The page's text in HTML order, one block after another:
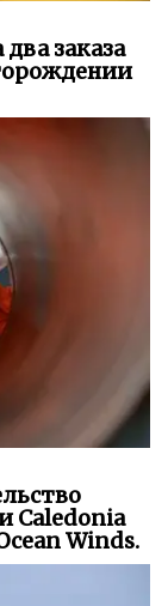
заказа
Caledonia
Winds.